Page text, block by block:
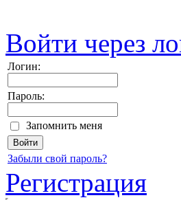
Войти через
Логин:
Пароль:
Запомнить меня
Забыли свой пароль?
Регистрация